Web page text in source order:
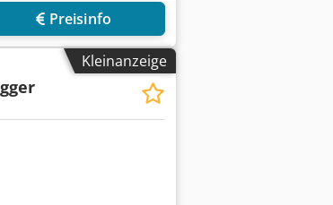
Preisinfo
Kleinanzeige